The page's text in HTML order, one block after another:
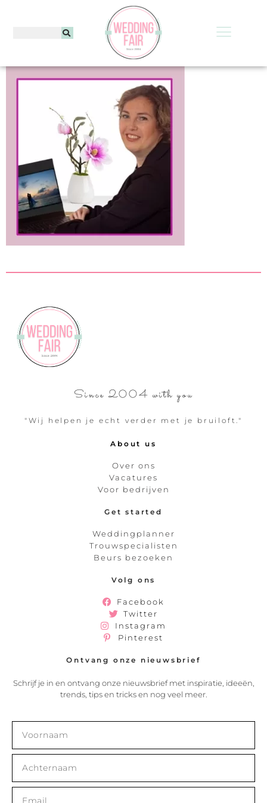
Since 2004 with you
"Wij helpen je echt verder met je bruiloft."
About us
Over ons
Vacatures
Voor bedrijven
Get started
Weddingplanner
Trouwspecialisten
Beurs bezoeken
Volg ons
Facebook
Twitter
Instagram
Pinterest
Ontvang onze nieuwsbrief
Schrijf je in en ontvang onze nieuwsbrief met inspiratie, ideeën,
trends, tips en tricks en nog veel meer.